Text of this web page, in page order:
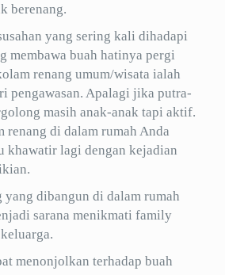
berenang.
yang sering kali dihadapi
membawa buah hatinya pergi
renang umum/wisata ialah
pengawasan. Apalagi jika putra-
masih anak-anak tapi aktif.
renang di dalam rumah Anda
khawatir lagi dengan kejadian
yang dibangun di dalam rumah
sarana menikmati family
menonjolkan terhadap buah